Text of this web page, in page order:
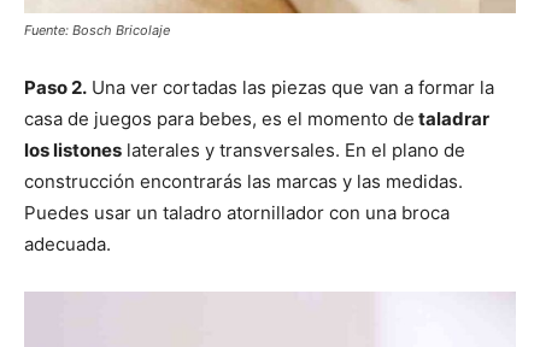
Fuente: Bosch Bricolaje
Paso 2. Una ver cortadas las piezas que van a formar la
casa de juegos para bebes, es el momento de taladrar
los listones laterales y transversales. En el plano de
construcción encontrarás las marcas y las medidas.
Puedes usar un taladro atornillador con una broca
adecuada.